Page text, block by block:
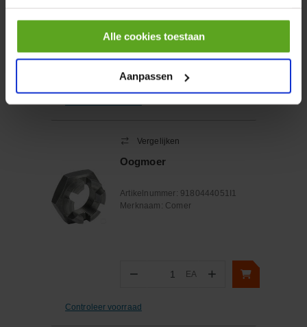
Alle cookies toestaan
Aanpassen
Aantal
Vergelijken
Oogmoer
Artikelnummer: 9180444051I1
Merknaam: Comer
− Aantal
EA +
Controleer voorraad